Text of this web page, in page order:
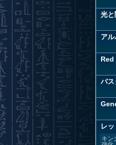
光と
ア
バス
レ
キン